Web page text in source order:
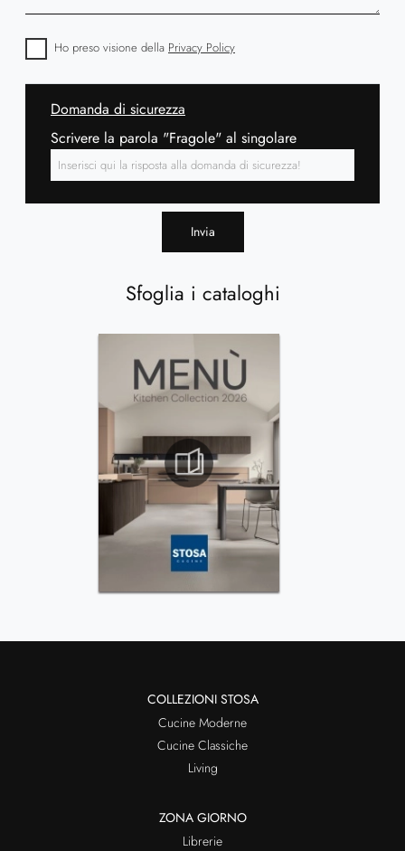
Sfoglia i cataloghi
Ho preso visione della Privacy Policy
Domanda di sicurezza
Scrivere la parola "Fragole" al singolare
Invia
COLLEZIONI STOSA
Cucine Moderne
Cucine Classiche
Living
ZONA GIORNO
Librerie